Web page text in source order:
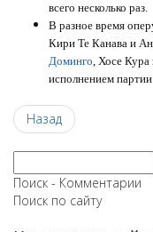
всего несколько раз.
В разное время
Кири Те Канава и
Доминго, Хосе Кура
исполнением
Назад
Поиск - Комментарии
Поиск по сайту